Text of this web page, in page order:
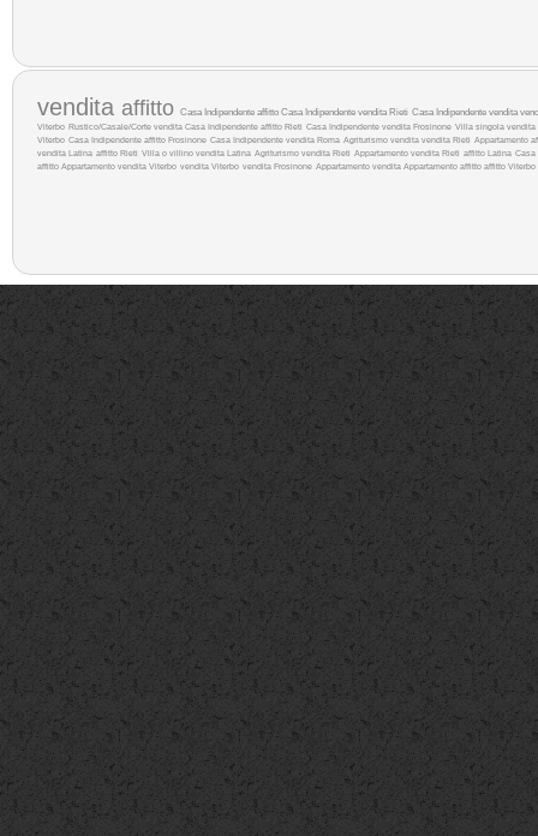
vendita affitto Casa Indipendente affitto Casa Indipendente vendita Rieti Casa Indipendente vendita
Viterbo Rustico/Casale/Corte vendita Casa Indipendente affitto Rieti Casa Indipendente vendita Frosinone Villa singola vendita
Viterbo Casa Indipendente affitto Frosinone Casa Indipendente vendita Roma Agriturismo vendita vendita Rieti Appartamento
vendita Latina affitto Rieti Villa o villino vendita Latina Agriturismo vendita Rieti Appartamento vendita Rieti affitto Latina Casa
affitto Appartamento vendita Viterbo vendita Viterbo vendita Frosinone Appartamento vendita Appartamento affitto affitto Viterbo